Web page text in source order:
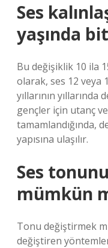
Ses
yaşında
Bu değişiklik 10 ila
olarak, ses 12 veya
yıllarının
gençler için utanç
tamamlandığında,
yapısına ulaşılır.
Ses
mümkün
Tonu değiştirmek
değiştiren